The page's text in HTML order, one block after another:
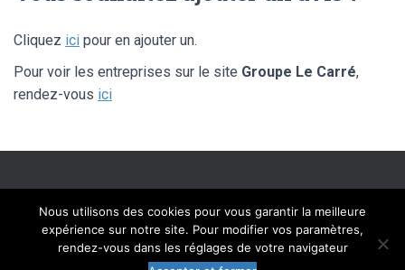
Cliquez ici pour en ajouter un.
Pour voir les entreprises sur le site Groupe Le Carré,
rendez-vous ici
TOUS DROITS RÉSERVÉS
MENTIONS LÉGALES CGU
Nous utilisons des cookies pour vous garantir la meilleure
expérience sur notre site. Pour modifier vos paramètres,
rendez-vous dans les réglages de votre navigateur